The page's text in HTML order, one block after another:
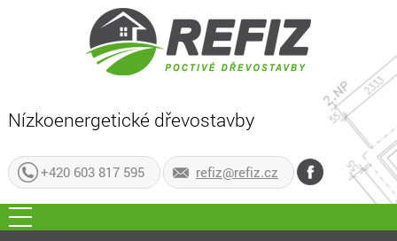
Nízkoenergetické dřevostavby
+420 603 817 595 refiz@refiz.cz